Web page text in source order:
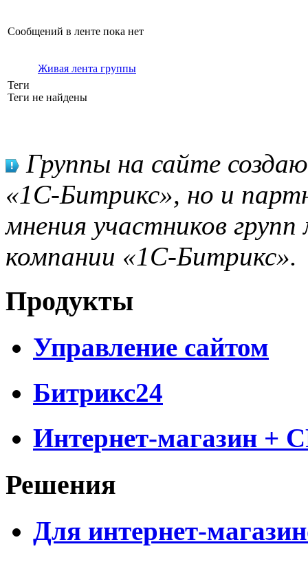
Сообщений в ленте пока нет
Живая лента группы
Теги
Теги не найдены
Группы на сайте
«1С-Битрикс», но и
мнения участников
компании «1С-Битрикс».
Продукты
Управление сайтом
Битрикс24
Интернет-магазин +
Решения
Для интернет-